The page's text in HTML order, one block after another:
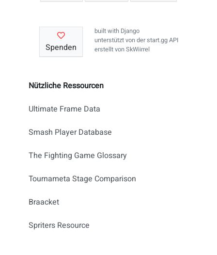
Nützliche Ressourcen
Ultimate Frame Data
Smash Player Database
The Fighting Game Glossary
Tournameta Stage Comparison
Braacket
Spriters Resource
Spenden
built with Django
unterstützt von derstart.gg API
erstellt vonSkWiirrel